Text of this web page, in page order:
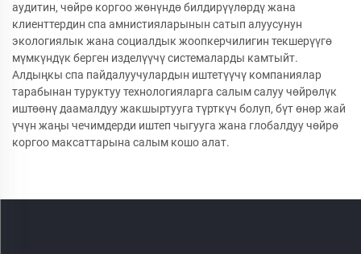
аудитин, чөйрө коргоо жөнүндө билдирүүлөрдү жана
клиенттердин спа амнистияларынын сатып алуусунун
экологиялык жана социалдык жоопкерчилигин текшерүүгө
мүмкүндүк берген изделүүчү системаларды камтыйт.
Алдыңкы спа пайдалуучулардын иштетүүчү компаниялар
тарабынан туруктуу технологияларга салым салуу чөйрөлүк
иштөөнү даамалдуу жакшыртууга түрткүч болуп, бүт өнөр жай
үчүн жаңы чечимдерди иштеп чыгууга жана глобалдуу чөйрө
коргоо максаттарына салым кошо алат.